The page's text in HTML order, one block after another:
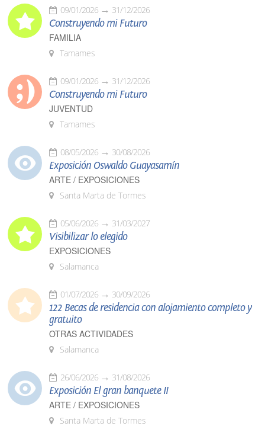
09/01/2026 31/12/2026
Construyendo mi Futuro
FAMILIA
Tamames
09/01/2026 31/12/2026
Construyendo mi Futuro
JUVENTUD
Tamames
08/05/2026 30/08/2026
Exposición Oswaldo Guayasamín
ARTE / EXPOSICIONES
Santa Marta de Tormes
05/06/2026 31/03/2027
Visibilizar lo elegido
EXPOSICIONES
Salamanca
01/07/2026 30/09/2026
122 Becas de residencia con alojamiento completo y
gratuito
OTRAS ACTIVIDADES
Salamanca
26/06/2026 31/08/2026
Exposición El gran banquete II
ARTE / EXPOSICIONES
Santa Marta de Tormes